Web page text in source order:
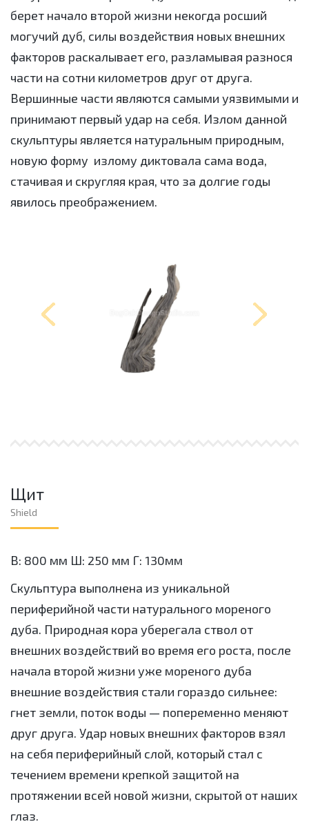
берет начало второй жизни некогда росший
могучий дуб, силы воздействия новых внешних
факторов раскалывает его, разламывая разнося
части на сотни километров друг от друга.
Вершинные части являются самыми уязвимыми и
принимают первый удар на себя. Излом данной
скульптуры является натуральным природным,
новую форму излому диктовала сама вода,
стачивая и скругляя края, что за долгие годы
явилось преображением.
Щит
Shield
В: 800 мм Ш: 250 мм Г: 130мм
Скульптура выполнена из уникальной
периферийной части натурального мореного
дуба. Природная кора уберегала ствол от
внешних воздействий во время его роста, после
начала второй жизни уже мореного дуба
внешние воздействия стали гораздо сильнее:
гнет земли, поток воды — попеременно меняют
друг друга. Удар новых внешних факторов взял
на себя периферийный слой, который стал с
течением времени крепкой защитой на
протяжении всей новой жизни, скрытой от наших
глаз.